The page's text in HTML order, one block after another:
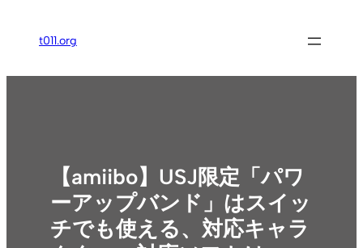
ス
t011.org
【amiibo】USJ限定「パワ
ーアップバンド」はスイッ
チでも使える、対応キャラ